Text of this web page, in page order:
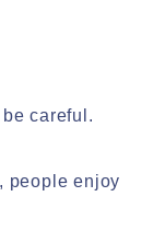
careful.
people enjoy